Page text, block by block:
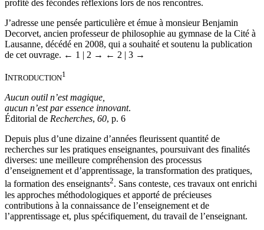
profité des fécondes réflexions lors de nos rencontres.
J’adresse une pensée particulière et émue à monsieur Benjamin
Decorvet, ancien professeur de philosophie au gymnase de la Cité à
Lausanne, décédé en 2008, qui a souhaité et soutenu la publication
de cet ouvrage. ← 1 | 2 → ← 2 | 3 →
INTRODUCTION1
Aucun outil n’est magique,
aucun n’est par essence innovant.
Éditorial de Recherches, 60, p. 6
Depuis plus d’une dizaine d’années fleurissent quantité de
recherches sur les pratiques enseignantes, poursuivant des finalités
diverses: une meilleure compréhension des processus
d’enseignement et d’apprentissage, la transformation des pratiques,
la formation des enseignants2. Sans conteste, ces travaux ont enrichi
les approches méthodologiques et apporté de précieuses
contributions à la connaissance de l’enseignement et de
l’apprentissage et, plus spécifiquement, du travail de l’enseignant.